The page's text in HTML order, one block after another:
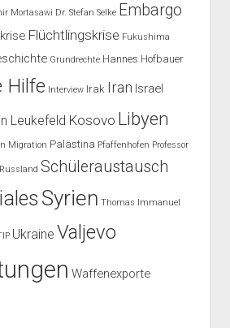
Mortasawi Dr. Stefan Selke Embargo
Flüchtlingskrise Fukushima
Grundrechte Hannes Hofbauer
Hilfe Interview Irak Iran Israel
Leukefeld Kosovo Libyen
Migration Palästina Pfaffenhofen Professor
Russland Schüleraustausch
Syrien Thomas Immanuel
Ukraine Valjevo
Waffenexporte